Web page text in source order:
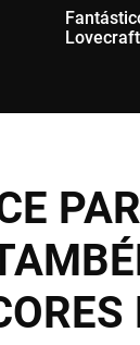
Lovecraft